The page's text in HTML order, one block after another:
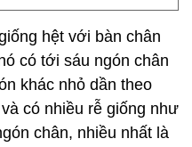
hệt với bàn chân
có tới sáu ngón chân
khác nhỏ dần theo
có nhiều rễ giống như
chân, nhiều nhất là